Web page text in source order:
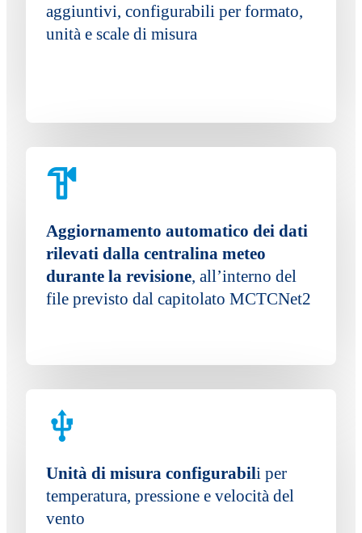
aggiuntivi, configurabili per formato,
unità e scale di misura
Aggiornamento automatico dei dati
rilevati dalla centralina meteo
durante la revisione, all’interno del
file previsto dal capitolato MCTCNet2
Unità di misura configurabili per
temperatura, pressione e velocità del
vento